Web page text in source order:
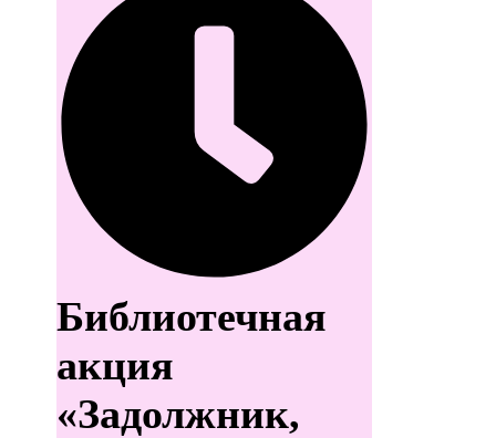
Библиотечная
акция
«Задолжник,